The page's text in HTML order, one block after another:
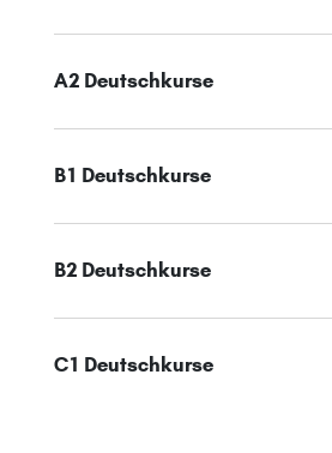
A2 Deutschkurse
B1 Deutschkurse
B2 Deutschkurse
C1 Deutschkurse